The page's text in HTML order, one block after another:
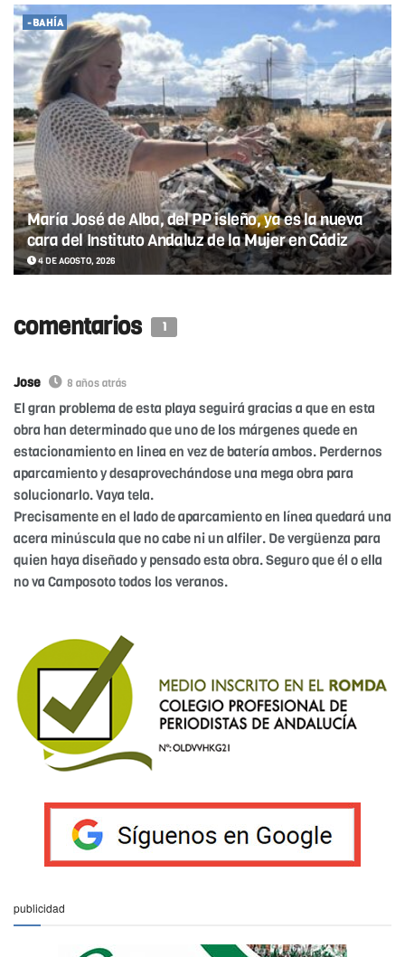
-BAHÍA
María José de Alba, del PP isleño, ya es la nueva
cara del Instituto Andaluz de la Mujer en Cádiz
4 DE AGOSTO, 2026
comentarios 1
Jose 8 años atrás
El gran problema de esta playa seguirá gracias a que en esta
obra han determinado que uno de los márgenes quede en
estacionamiento en linea en vez de batería ambos. Perdernos
aparcamiento y desaprovechándose una mega obra para
solucionarlo. Vaya tela.
Precisamente en el lado de aparcamiento en línea quedará una
acera minúscula que no cabe ni un alfiler. De vergüenza para
quien haya diseñado y pensado esta obra. Seguro que él o ella
no va Camposoto todos los veranos.
publicidad